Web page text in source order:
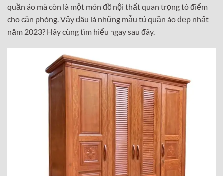
quần áo mà còn là một món đồ nội thất quan trọng tô điểm
cho căn phòng. Vậy đâu là những mẫu tủ quần áo đẹp nhất
năm 2023? Hãy cùng tìm hiểu ngay sau đây.